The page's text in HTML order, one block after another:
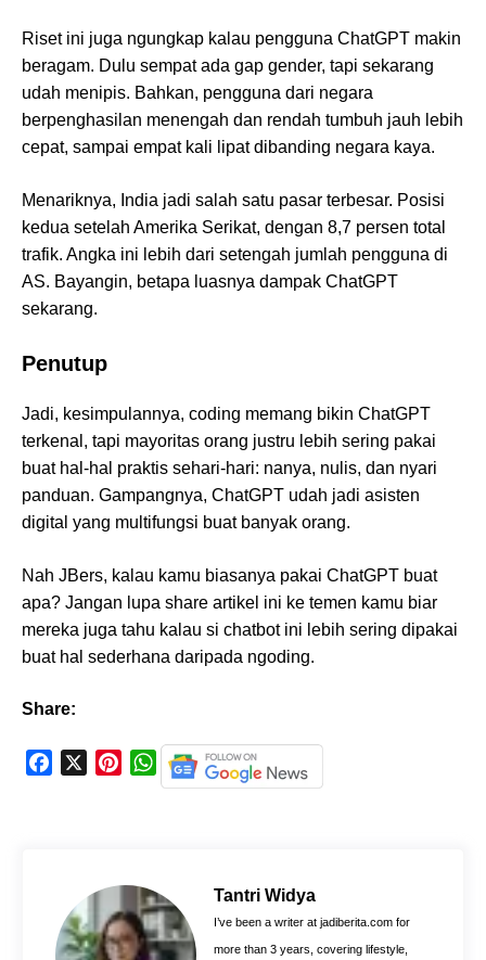
Riset ini juga ngungkap kalau pengguna ChatGPT makin
beragam. Dulu sempat ada gap gender, tapi sekarang
udah menipis. Bahkan, pengguna dari negara
berpenghasilan menengah dan rendah tumbuh jauh lebih
cepat, sampai empat kali lipat dibanding negara kaya.
Menariknya, India jadi salah satu pasar terbesar. Posisi
kedua setelah Amerika Serikat, dengan 8,7 persen total
trafik. Angka ini lebih dari setengah jumlah pengguna di
AS. Bayangin, betapa luasnya dampak ChatGPT
sekarang.
Penutup
Jadi, kesimpulannya, coding memang bikin ChatGPT
terkenal, tapi mayoritas orang justru lebih sering pakai
buat hal-hal praktis sehari-hari: nanya, nulis, dan nyari
panduan. Gampangnya, ChatGPT udah jadi asisten
digital yang multifungsi buat banyak orang.
Nah JBers, kalau kamu biasanya pakai ChatGPT buat
apa? Jangan lupa share artikel ini ke temen kamu biar
mereka juga tahu kalau si chatbot ini lebih sering dipakai
buat hal sederhana daripada ngoding.
Share:
k
e
s
W
h
A
p
p
Tantri Widya
I’ve been a writer at jadiberita.com for
more than 3 years, covering lifestyle,